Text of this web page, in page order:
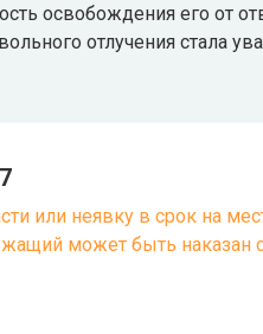
освобождения его от
отлучения стала
или неявку в срок на
может быть